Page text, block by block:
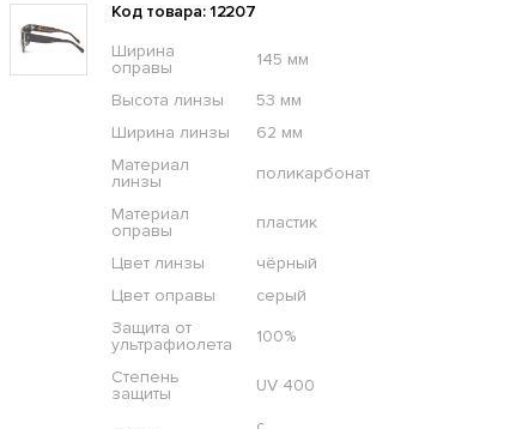
Код товара: 12207
Ширина
оправы
145 мм
Высота линзы
53 мм
Ширина линзы
62 мм
Материал
линзы
поликарбонат
Материал
оправы
пластик
Цвет линзы
чёрный
Цвет оправы
серый
Защита от
ультрафиолета
100%
Степень
защиты
UV 400